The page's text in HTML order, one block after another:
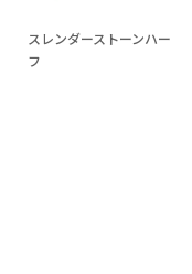
スレンダーストーンハー
フ